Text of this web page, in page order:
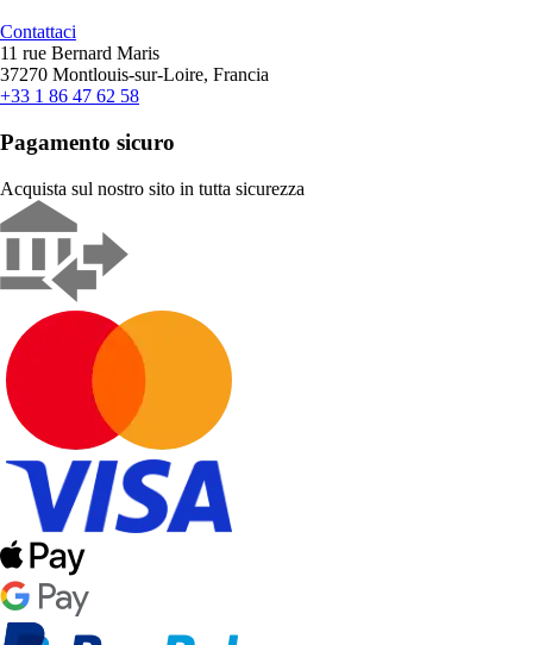
Contattaci
11 rue Bernard Maris
37270 Montlouis-sur-Loire, Francia
+33 1 86 47 62 58
Pagamento sicuro
Acquista sul nostro sito in tutta sicurezza